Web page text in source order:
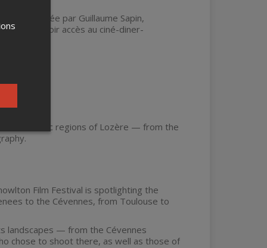
, animée par Guillaume Sapin,
pour avoir accès au ciné-diner-
emblematic regions of Lozère — from the
Film Festival is spotlighting the
to the Cévennes, from Toulouse to
landscapes — from the Cévennes
chose to shoot there, as well as those of